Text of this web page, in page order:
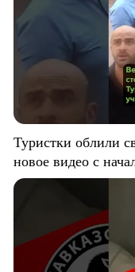
Туристки облили
новое видео с